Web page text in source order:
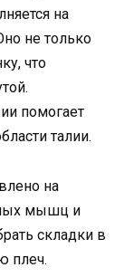
на
не только
что
помогает
талии.
на
мышц и
складки в
плеч.